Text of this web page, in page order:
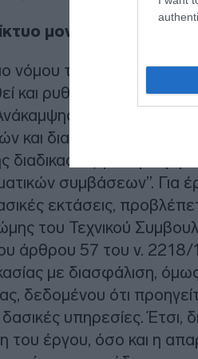
μονοπατιών
νόμου του υπουργείου
και ρυθμίσεις για την
και
και διαδρομών
διαδικασίας για την
συμβάσεων”. Για
εκτάσεις,
του Τεχνικού
άρθρου 57 του ν. 2218/
με διασφάλιση,
δεδομένου ότι
υπηρεσίες. Έτσι,
του έργου, όσο και η